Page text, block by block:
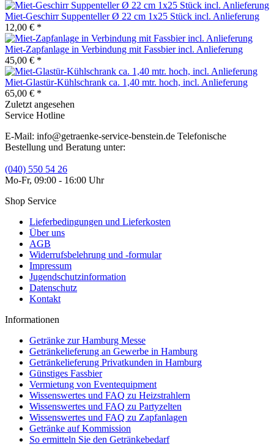
Miet-Geschirr Suppenteller Ø 22 cm 1x25 Stück incl. Anlieferung
12,00 € *
Miet-Zapfanlage in Verbindung mit Fassbier incl. Anlieferung
45,00 € *
Miet-Glastür-Kühlschrank ca. 1,40 mtr. hoch, incl. Anlieferung
65,00 € *
Zuletzt angesehen
Service Hotline
E-Mail: info@getraenke-service-benstein.de Telefonische
Bestellung und Beratung unter:
(040) 550 54 26
Mo-Fr, 09:00 - 16:00 Uhr
Shop Service
Lieferbedingungen und Lieferkosten
Über uns
AGB
Widerrufsbelehrung und -formular
Impressum
Jugendschutzinformation
Datenschutz
Kontakt
Informationen
Getränke zur Hamburg Messe
Getränkelieferung an Gewerbe in Hamburg
Getränkelieferung Privatkunden in Hamburg
Günstiges Fassbier
Vermietung von Eventequipment
Wissenswertes und FAQ zu Heizstrahlern
Wissenswertes und FAQ zu Partyzelten
Wissenswertes und FAQ zu Zapfanlagen
Getränke auf Kommission
So ermitteln Sie den Getränkebedarf